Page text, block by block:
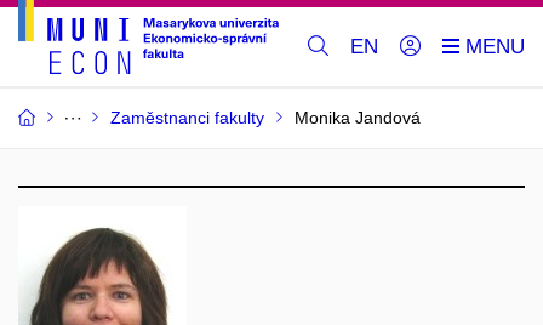
EN
Zaměstnanci fakulty Monika Jandová